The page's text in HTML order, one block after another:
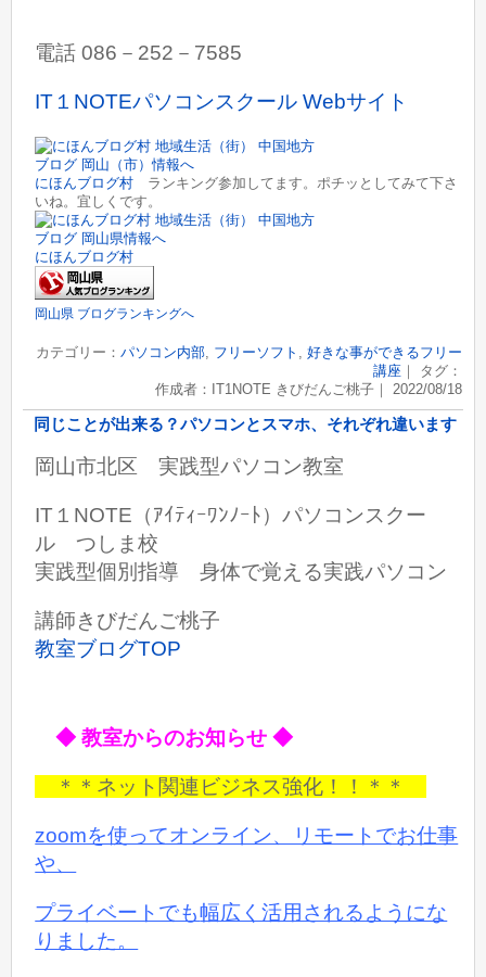
電話 086－252－7585
IT１NOTEパソコンスクール Webサイト
にほんブログ村 ランキング参加してます。ポチッとしてみて下さ
いね。宜しくです。
にほんブログ村
岡山県 ブログランキングへ
カテゴリー： パソコン内部, フリーソフト , 好きな事ができるフリー
講座｜ タグ：
作成者：IT1NOTE きびだんご桃子｜ 2022/08/18
同じことが出来る？パソコンとスマホ、それぞれ違います
岡山市北区 実践型パソコン教室
IT１NOTE（ｱｲﾃｨｰﾜﾝﾉｰﾄ）パソコンスクー
ル つしま校
実践型個別指導 身体で覚える実践パソコン
講師きびだんご桃子
教室ブログTOP
◆ 教室からのお知らせ ◆
＊＊ネット関連ビジネス強化！！＊＊
zoomを使ってオンライン、リモートでお仕事
や、
プライベートでも幅広く活用されるようにな
りました。